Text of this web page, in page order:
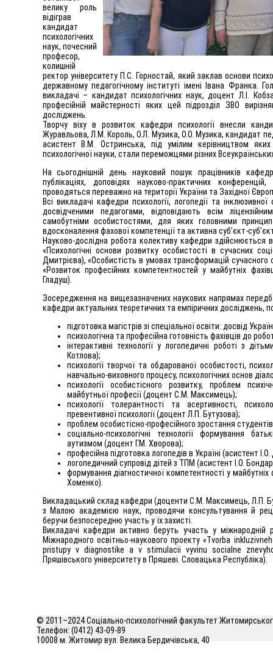
велику роль
відіграв
кандидат
психологічних
наук, почесний
професор,
колишній
ректор університету П.С. Горностай, який заклав основи
державному педагогічному інституті імені Івана Франка.
викладачі – кандидат психологічних наук, доцент Л.І.
професійній майстерності яких цей підрозділ ЗВО
досліджень.
Творчу віху в розвиток кафедри психології внесли
Журавльова, Л.М. Король, О.Л. Музика, О.О. Музика, кандидат
асистент В.М. Остринська, під умілим керівництвом
психологічної науки, стали переможцями різних
На сьогоднішній день науковий пошук працівників
публікаціях, доповідях науково-практичних
проводяться переважно на території України та Західної
Всі викладачі кафедри психології, логопедії та
досвідченими педагогами, відповідають всім
самобутніми особистостями, для яких головними
вдосконалення фахової компетенції та активна суб’єкт-
Науково-дослідна робота колективу кафедри
«Психологічні основи розвитку особистості в сучасних
Дмитрієва), «Особистість в умовах трансформацій
«Розвиток професійних компетентностей у майбутніх
Гладуш).
Зосередження на вищезазначених наукових напрямах
кафедри актуальних теоретичних та емпіричних досліджень,
підготовка магістрів зі спеціальної освіти: досвід
психологічна та професійна готовність фахівців до
інтерактивні технології у логопедичні роботі з
Котлова);
психології творчої та обдарованої особистості,
навчально-виховного процесу, психологічних основ
психології особистісного розвитку, проблем
майбутньої професії (доцент С.М. Максимець);
психології толерантності та асертивності,
превентивної психології (доцент Л.П. Бутузова);
проблем особистісно-професійного зростання
соціально-психологічні технології формування
аутизмом (доцент Г.М. Хворова);
професійна підготовка логопедів в Україні (асистент
логопедичний супровід дітей з ТПМ (асистент І.О.
формування діагностичної компетентності у майбутніх
Хоменко).
Викладацький склад кафедри (доценти С.М. Максимець, Л.П.
з Малою академією наук, проводячи консультування й
беручи безпосередню участь у їх захисті.
Викладачі кафедри активно беруть участь у міжнародній
Міжнародного освітньо-наукового проекту «Tvorba
pristupy v diagnostike a v stimulacii vyvinu socialne
Пряшівського університету в Пряшеві. Словацька Республіка).
© 2011–2024 Соціально-психологічний факультет
Телефон: (0412) 43-09-89
10008 м. Житомир вул. Велика Бердичівська, 40